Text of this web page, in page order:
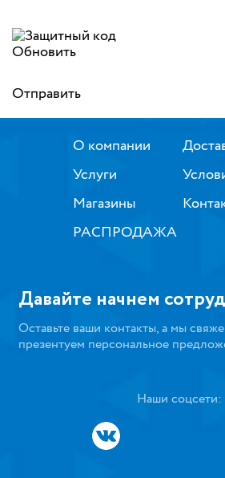
Обновить
Отправить
О компании
Услуги
Магазины
РАСПРОДАЖА
Давайте начнем
Оставьте ваши контакты, а мы
презентуем персональное
Наши соцсети: